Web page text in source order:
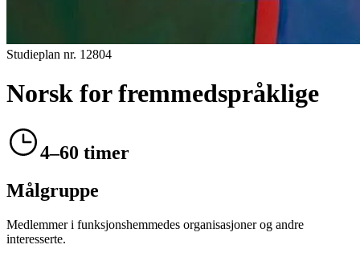
Studieplan nr. 12804
Norsk for fremmedspråklige
4–60 timer
Målgruppe
Medlemmer i funksjonshemmedes organisasjoner og andre
interesserte.